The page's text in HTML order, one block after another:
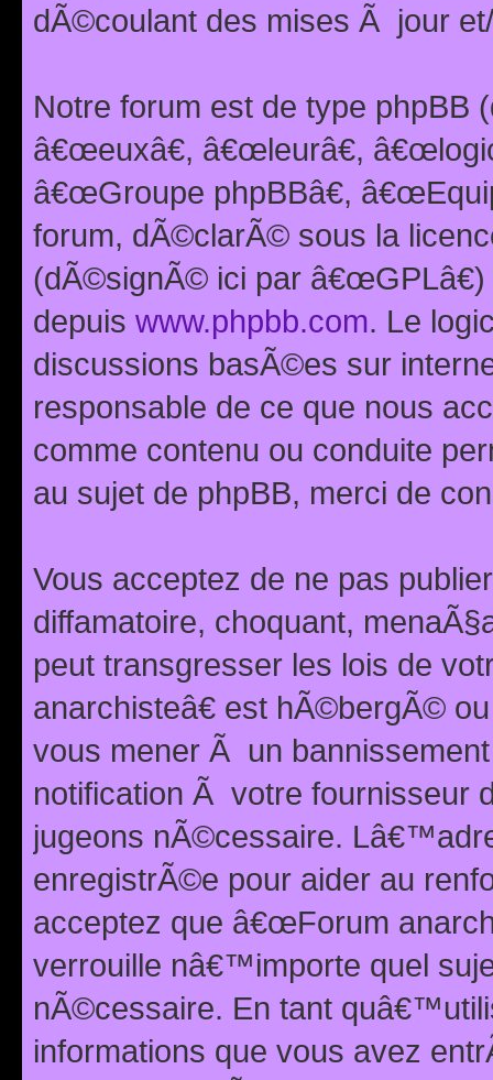
dÃ©coulant des mises Ã jour
Notre forum est de type phpBB
â€œeuxâ€, â€œleurâ€,
â€œGroupe phpBBâ€,
forum, dÃ©clarÃ© sous la
(dÃ©signÃ© ici par
depuis www.phpbb.com. Le
discussions basÃ©es sur
responsable de ce que nous
comme contenu ou conduite
au sujet de phpBB, merci de
Vous acceptez de ne pas
diffamatoire, choquant,
peut transgresser les lois de
anarchisteâ€ est hÃ©bergÃ©
vous mener Ã un
notification Ã votre fournisseur
jugeons nÃ©cessaire.
enregistrÃ©e pour aider au
acceptez que â€œForum
verrouille nâ€™importe quel
nÃ©cessaire. En tant
informations que vous avez